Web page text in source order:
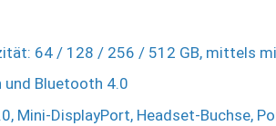
64 / 128 / 256 / 512 GB, mittels
Bluetooth 4.0
Mini-DisplayPort, Headset-Buchse,